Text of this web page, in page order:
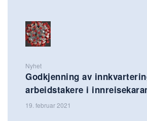
Nyhet
Godkjenning av
arbeidstakere i
19. februar 2021